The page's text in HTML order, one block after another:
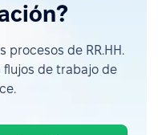
procesos de RR.HH.
flujos de trabajo de